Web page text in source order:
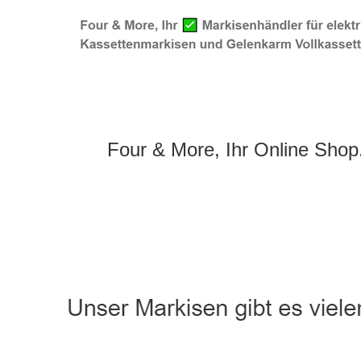
Four & More, Ihr Online